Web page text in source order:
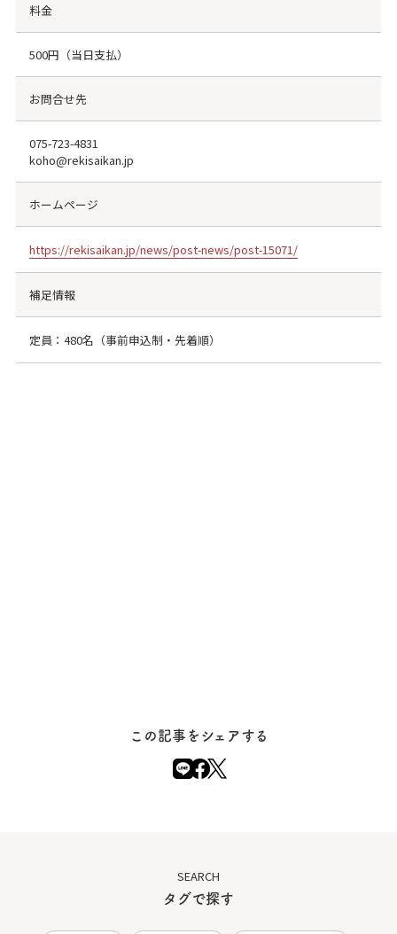
料金
500円（当日支払）
お問合せ先
075-723-4831
koho@rekisaikan.jp
ホームページ
https://rekisaikan.jp/news/post-news/post-15071/
補足情報
定員：480名（事前申込制・先着順）
この記事をシェアする
SEARCH
タグで探す